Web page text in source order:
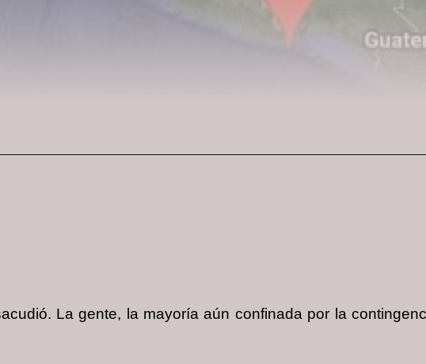
La gente, la mayoría aún confinada por la